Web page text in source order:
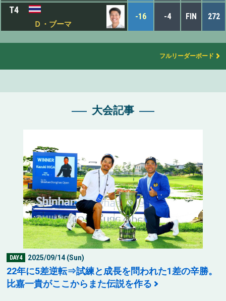
T4
Ｄ・ブーマ
-16 -4 FIN 272
フルリーダーボード
大会記事
DAY4 2025/09/14 (Sun)
22年に5差逆転⇒試練と成長を問われた1差の辛勝。
比嘉一貴がここからまた伝説を作る